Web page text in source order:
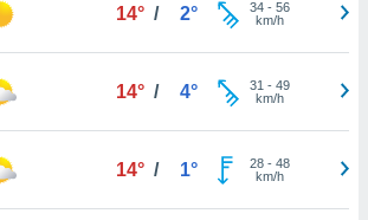
14° / 2° 34- 56
km/h
14° / 4° 31 - 49
km/h
14° / 1° 28- 48
km/h